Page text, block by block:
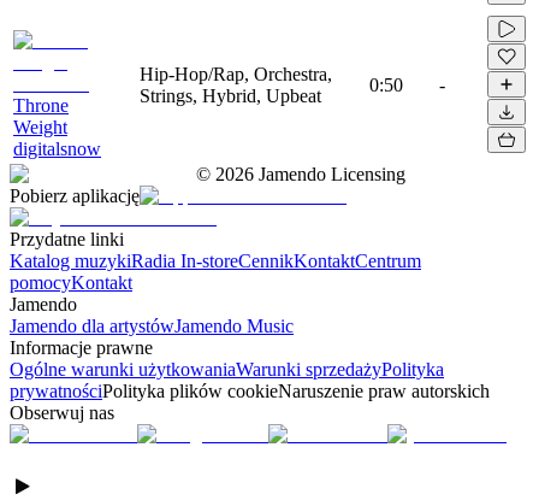
Throne
Weight
digitalsnow
Hip-Hop/Rap, Orchestra,
Strings, Hybrid, Upbeat
0:50 -
© 2026 Jamendo Licensing
Pobierz aplikację
Przydatne linki
Katalog muzykiRadia In-storeCennikKontaktCentrum
pomocyKontakt
Jamendo
Jamendo dla artystówJamendo Music
Informacje prawne
Ogólne warunki użytkowaniaWarunki sprzedażyPolityka
prywatnościPolityka plików cookieNaruszenie praw autorskich
Obserwuj nas